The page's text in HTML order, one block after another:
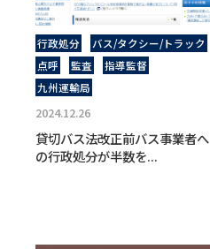
行政処分
バス/タクシー/トラック
点呼
監査
指導監督
九州運輸局
2024.12.26
貸切バス法改正前バス事業者へ
の行政処分が半数を...